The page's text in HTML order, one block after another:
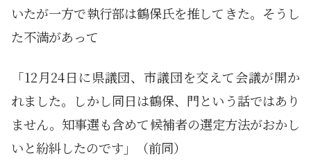
いたが一方で執行部は鶴保氏を推してきた。そうし
た不満があって
「12月24日に県議団、市議団を交えて会議が開か
れました。しかし同日は鶴保、門という話ではあり
ません。知事選も含めて候補者の選定方法がおかし
いと紛糾したのです」（前同）